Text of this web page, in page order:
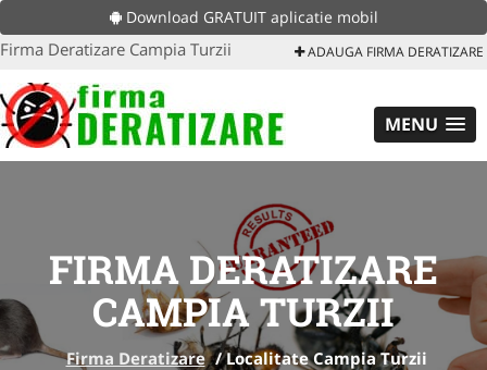
Download GRATUIT aplicatie mobil
Firma Deratizare Campia Turzii ADAUGA FIRMA DERATIZARE
MENU
FIRMA DERATIZARE
CAMPIA TURZII
Firma Deratizare /Localitate Campia Turzii